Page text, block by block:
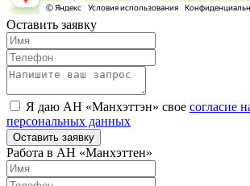
Оставить заявку
Я даю АН «Манхэттэн» свое согласие
персональных данных
Оставить заявку
Работа в АН «Манхэттен»